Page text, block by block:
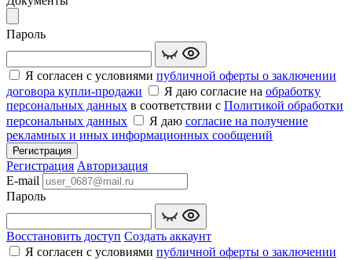
Пароль
Я согласен с условиями публичной оферты о заключении
договора купли‑продажи
Я даю согласие на обработку
персональных данных в соответствии с Политикой обработки
персональных данных
Я даю согласие на получение
рекламных и иных информационных сообщений
Регистрация
Регистрация Авторизация
E-mail
Пароль
Восстановить доступ Создать аккаунт
Я согласен с условиями публичной оферты о заключении